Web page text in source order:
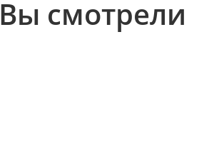
Вы смотрели